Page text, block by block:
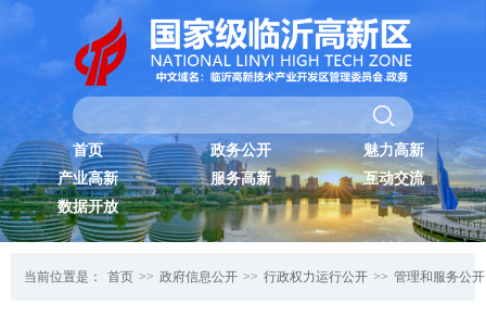
首页 政务公开
魅力高新
产业高新
服务高新
互动交流
数据开放
当前位置是： 首页 >> 政府信息公开 >> 行政权力运行公开 >> 管理和服务公开